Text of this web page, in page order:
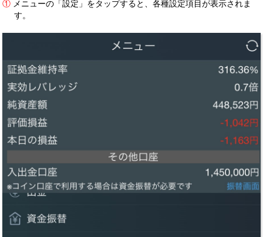
① メニューの「設定」をタップすると、各種設定項目が表示されま
す。